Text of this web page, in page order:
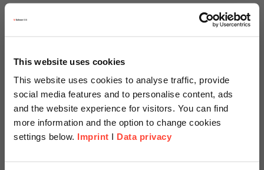
This website uses cookies
This website uses cookies to analyse traffic, provide
social media features and to personalise content, ads
and the website experience for visitors. You can find
more information and the option to change cookies
settings below. Imprint I Data privacy
auf Anfrage